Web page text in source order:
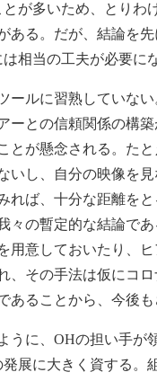
が多いため、とりわ
ある。だが、結論を
相当の工夫が必要に
ールに習熟していな
ーとの信頼関係の構
とが懸念される。た
いし、自分の映像を
れば、十分な距離を
々の暫定的な結論で
意しておいたり、
、その手法は仮にコ
ることから、今後も
うに、OHの担い手が
展に大きく資する。